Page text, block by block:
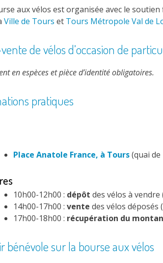
aux vélos est organisée avec le soutien
Ville de Tours et Tours Métropole Val de
de vélos d’occasion de
en espèces et pièce d’identité obligatoires.
pratiques
Place Anatole France, à Tours(quai
10h00-12h00 : dépôt des vélos à
14h00-17h00 : vente des vélos déposés
17h00-18h00 : récupération du
bénévole sur la bourse aux vélos